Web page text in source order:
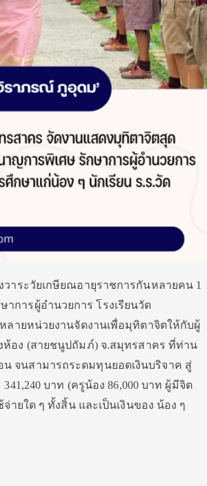
าระวัยเกษียณอายุราชการกันหลายคน 1
การผู้อำนวยการ โรงเรียนวัด
ลายหน่วยงานจัดงานเพื่อมุทิตาจิตให้กับผู้
ห้อง (สายชนูปถัมภ์) จ.สมุทรสาคร ที่ท่าน
จนสามารถระดมทุนยอดเงินบริจาค สู่
บาท (ครูน้อง 86,000 บาท ผู้มีจิต
ายใด ๆ ทั้งสิ้น และเป็นเงินของ น้อง ๆ